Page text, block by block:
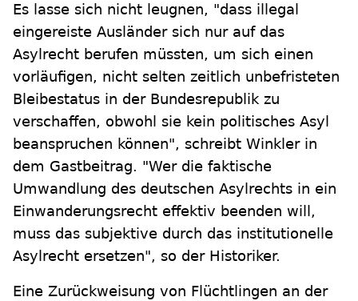
Es lasse sich nicht leugnen, "dass illegal
eingereiste Ausländer sich nur auf das
Asylrecht berufen müssten, um sich einen
vorläufigen, nicht selten zeitlich unbefristeten
Bleibestatus in der Bundesrepublik zu
verschaffen, obwohl sie kein politisches Asyl
beanspruchen können", schreibt Winkler in
dem Gastbeitrag. "Wer die faktische
Umwandlung des deutschen Asylrechts in ein
Einwanderungsrecht effektiv beenden will,
muss das subjektive durch das institutionelle
Asylrecht ersetzen", so der Historiker.
Eine Zurückweisung von Flüchtlingen an der